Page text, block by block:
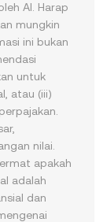
AI. Harap
mungkin
ini bukan
untuk
atau (iii)
nilai.
apakah
adalah
dan